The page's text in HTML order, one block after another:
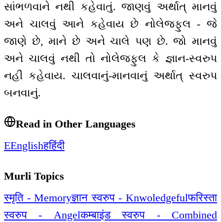
સાંભળવાને નથી કહેવાતું. જાણવું અર્થાત્ માનવું
અને ચાલવું આને કહેવાય છે નોલેજફુલ - જે
જાણે છે, માને છે અને ચાલે પણ છે. જો માનવું
અને ચાલવું નથી તો નોલેજફુલ કે જ્ઞાન-સ્વરુપ
નહીં કહેવાય. ચાલવાનું-માનવાનું અર્થાત્ સ્વરુપ
બનવાનું.
Read in Other Languages
EEnglishहहिंदी
Murli Topics
स्मृति - Memoryज्ञान स्वरुप - Knwoledgefulफरिस्ता
स्वरुप - Angelकम्बाइंड स्वरुप - Combined